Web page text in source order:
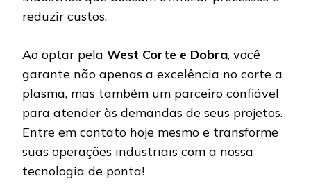
reduzir custos.
Ao optar pela West Corte e Dobra, você
garante não apenas a excelência no corte a
plasma, mas também um parceiro confiável
para atender às demandas de seus projetos.
Entre em contato hoje mesmo e transforme
suas operações industriais com a nossa
tecnologia de ponta!